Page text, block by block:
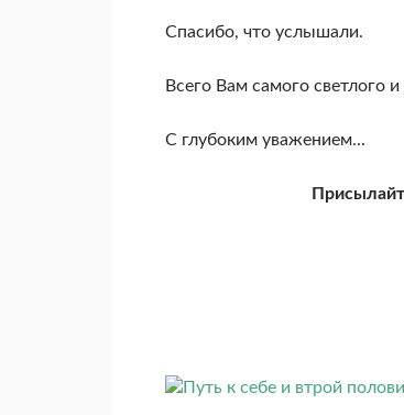
Спасибо, что услышали.
Всего Вам самого светлого
С глубоким уважением...